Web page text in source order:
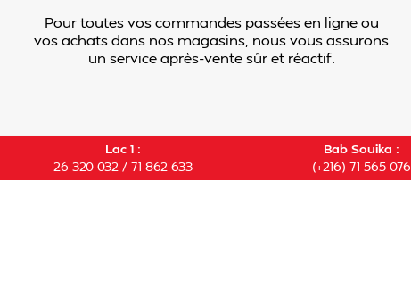
Pour toutes vos commandes passées en ligne ou
vos achats dans nos magasins, nous vous assurons
un service après-vente sûr et réactif.
Lac 1 :
26 320 032 / 71 862 633
Bab Souika :
(+216) 71 565 076